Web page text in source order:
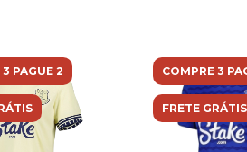
PAGUE 2 COMPRE 3
FRETE GRÁTIS